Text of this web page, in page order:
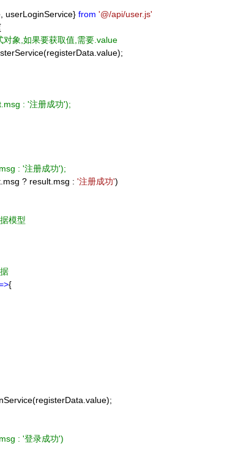
userLoginService}from '@/api/user.js'
象,如果要获取值,需要.value
: '注册成功');
: '注册成功');
? result.msg :'注册成功')
模型
{
: '登录成功')